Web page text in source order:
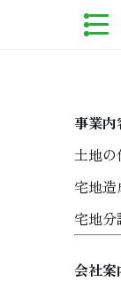
事業内
土地の
宅地造
宅地
会社案